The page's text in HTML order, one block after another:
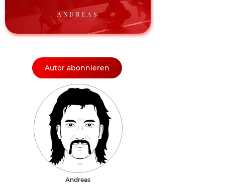
ANDREAS
Autor abonnieren
Andreas